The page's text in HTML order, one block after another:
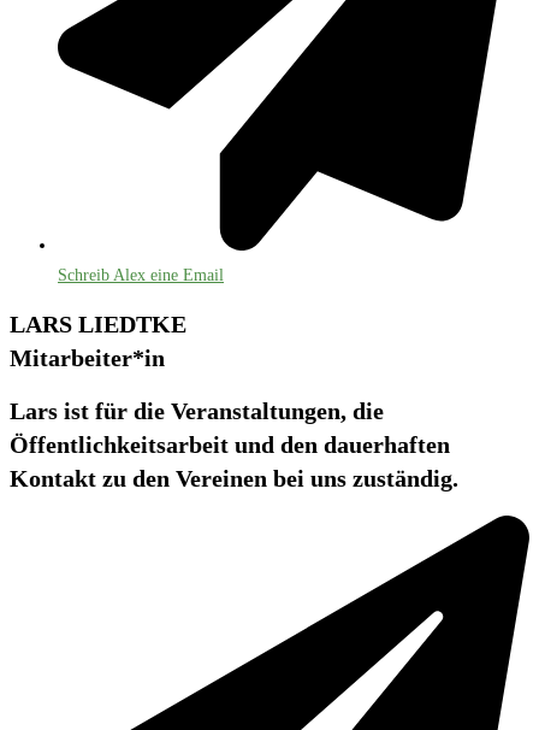
Schreib Alex eine Email
LARS LIEDTKE
Mitarbeiter*in
Lars ist für die Veranstaltungen, die
Öffentlichkeitsarbeit und den dauerhaften
Kontakt zu den Vereinen bei uns zuständig.